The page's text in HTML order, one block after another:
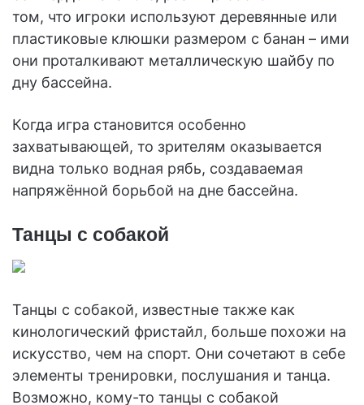
том, что игроки используют деревянные или
пластиковые клюшки размером с банан – ими
они проталкивают металлическую шайбу по
дну бассейна.
Когда игра становится особенно
захватывающей, то зрителям оказывается
видна только водная рябь, создаваемая
напряжённой борьбой на дне бассейна.
Танцы с собакой
Танцы с собакой, известные также как
кинологический фристайл, больше похожи на
искусство, чем на спорт. Они сочетают в себе
элементы тренировки, послушания и танца.
Возможно, кому-то танцы с собакой